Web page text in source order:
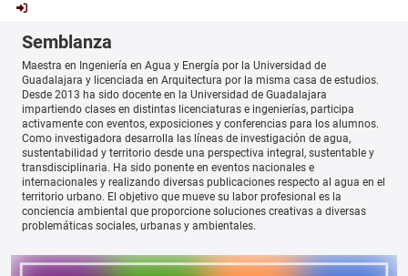
Semblanza
Maestra en Ingeniería en Agua y Energía por la Universidad de
Guadalajara y licenciada en Arquitectura por la misma casa de estudios.
Desde 2013 ha sido docente en la Universidad de Guadalajara
impartiendo clases en distintas licenciaturas e ingenierías, participa
activamente con eventos, exposiciones y conferencias para los alumnos.
Como investigadora desarrolla las líneas de investigación de agua,
sustentabilidad y territorio desde una perspectiva integral, sustentable y
transdisciplinaria. Ha sido ponente en eventos nacionales e
internacionales y realizando diversas publicaciones respecto al agua en el
territorio urbano. El objetivo que mueve su labor profesional es la
conciencia ambiental que proporcione soluciones creativas a diversas
problemáticas sociales, urbanas y ambientales.